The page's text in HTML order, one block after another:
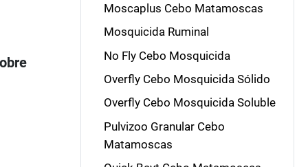
Moscaplus Cebo Matamoscas
Mosquicida Ruminal
No Fly Cebo Mosquicida
Overfly Cebo Mosquicida Sólido
Overfly Cebo Mosquicida Soluble
Pulvizoo Granular Cebo
Matamoscas